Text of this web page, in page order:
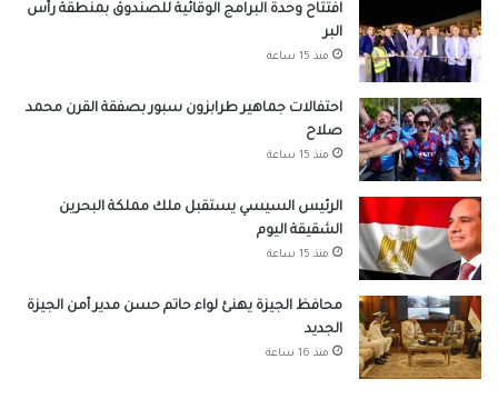
افتتاح وحدة البرامج الوقائية للصندوق بمنطقة رأس
البر
منذ 15 ساعة
احتفالات جماهير طرابزون سبور بصفقة القرن محمد
صلاح
منذ 15 ساعة
الرئيس السيسي يستقبل ملك مملكة البحرين
الشقيقة اليوم
منذ 15 ساعة
محافظ الجيزة يهنئ لواء حاتم حسن مدير أمن الجيزة
الجديد
منذ 16 ساعة